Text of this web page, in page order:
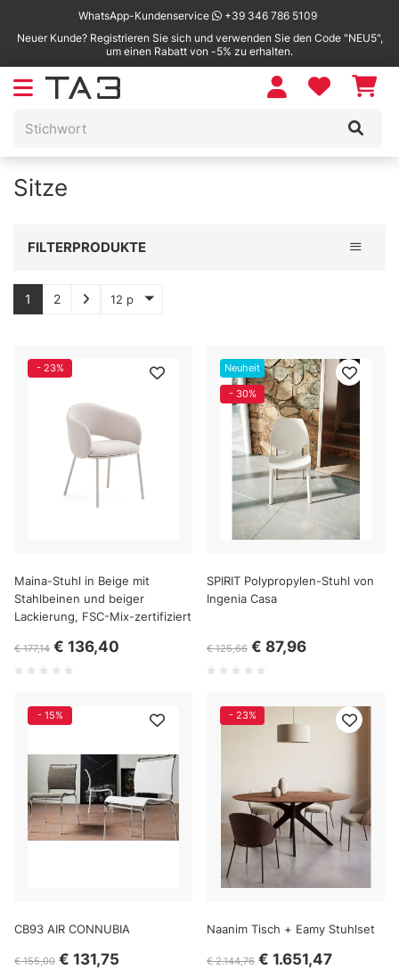
WhatsApp-Kundenservice
+39 346 786 5109
Neuer Kunde? Registrieren Sie sich und verwenden Sie den Code "NEU5",
um einen Rabatt von -5% zu erhalten.
Sitze
Toggle
FILTERPRODUKTE
1 2 12 p
- 23%
Maina-Stuhl in Beige mit
Stahlbeinen und beiger
Lackierung, FSC-Mix-zertifiziert
€ 177,14 € 136,40
Neuheit
- 30%
SPIRIT Polypropylen-Stuhl von
Ingenia Casa
€ 125,66 € 87,96
- 15%
CB93 AIR CONNUBIA
€ 155,00 € 131,75
- 23%
Naanim Tisch + Eamy Stuhlset
€ 2.144,76 € 1.651,47